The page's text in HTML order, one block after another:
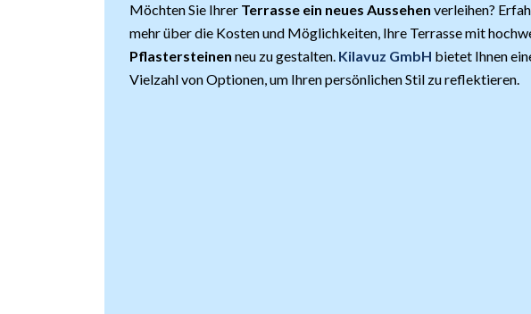
Möchten Sie Ihrer Terrasse ein neues Aussehen verleihen?
mehr über die Kosten und Möglichkeiten, Ihre Terrasse mit
Pflastersteinen neu zu gestalten. Kilavuz GmbH bietet Ihnen
Vielzahl von Optionen, um Ihren persönlichen Stil zu reflektieren.